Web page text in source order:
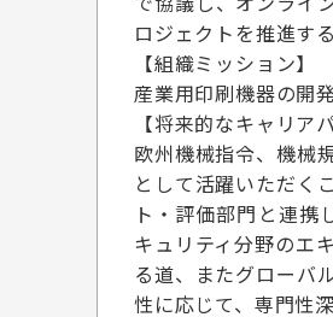
ロジェクトを推進す
【組織ミッション】
産業用印刷機器の開
【将来的なキャリア
欧州機械指令、機械
として活躍いただく
ト・評価部門と連
キュリティ分野のエ
る道、またグローバ
性に応じて、専門性